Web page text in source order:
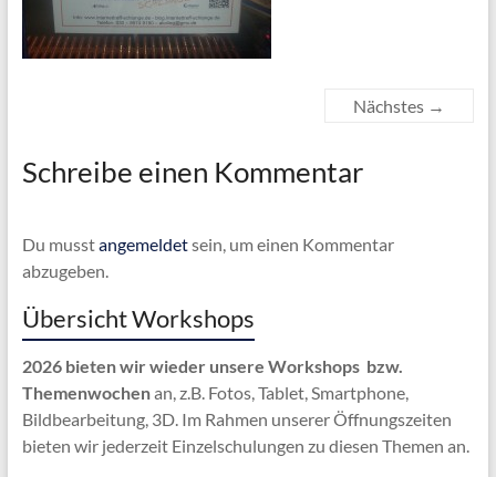
Nächstes →
Schreibe einen Kommentar
Du musstangemeldetsein, um einen Kommentar
abzugeben.
Übersicht Workshops
2026 bieten wir wieder unsere Workshops bzw.
Themenwochenan, z.B. Fotos, Tablet, Smartphone,
Bildbearbeitung, 3D. Im Rahmen unserer Öffnungszeiten
bieten wir jederzeit Einzelschulungen zu diesen Themen an.